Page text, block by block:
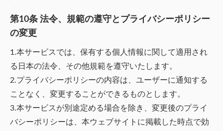
第10条 法令、規範の遵守とプライバシーポリシー
の変更
1.本サービスでは、保有する個人情報に関して適用され
る日本の法令、その他規範を遵守いたします。
2.プライバシーポリシーの内容は、ユーザーに通知する
ことなく、変更することができるものとします。
3.本サービスが別途定める場合を除き、変更後のプライ
バシーポリシーは、本ウェブサイトに掲載した時点で効